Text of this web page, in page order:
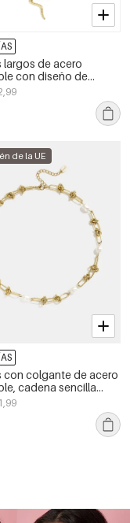
largos de acero
con diseño de
sencillos, de la serie
joyería para mujer.
de la UE
con colgante de acero
cadena sencilla
diario, serie sencilla,
mujer.